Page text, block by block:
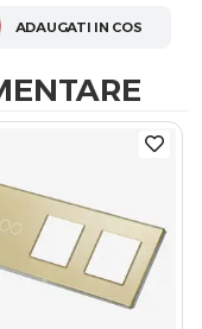
ADAUGATI IN COS